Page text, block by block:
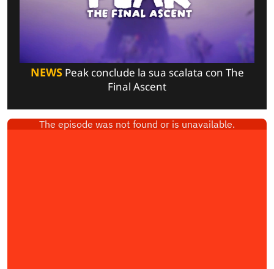
NEWSPeak conclude la sua scalata con The
Final Ascent